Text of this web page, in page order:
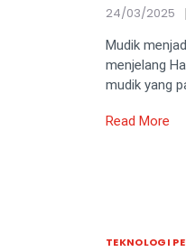
24/03/2025
Mudik
menjelang
mudik yang
Read More
TEKNOLOGI